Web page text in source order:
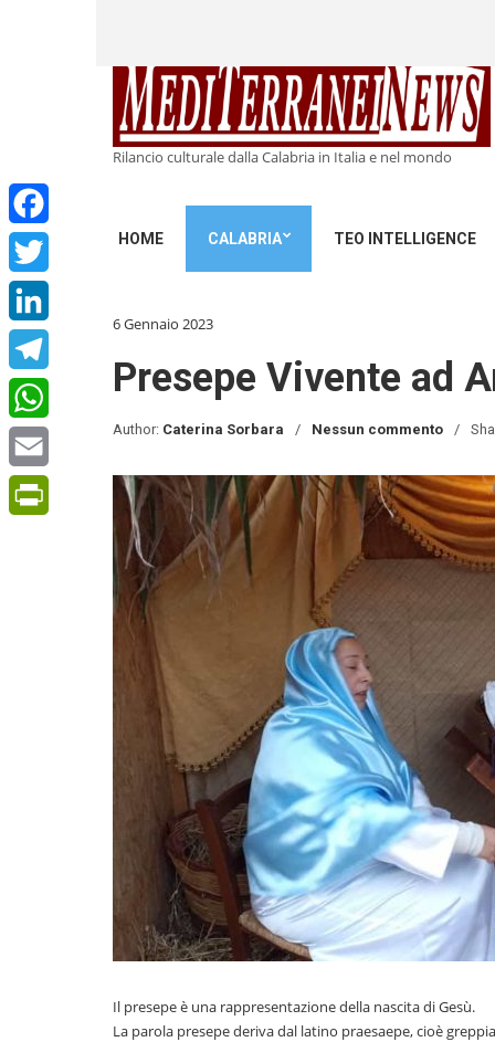
Rilancio culturale dalla Calabria in Italia e nel mondo
HOME CALABRIA TEO INTELLIGENCE
Facebook
Twitter
LinkedIn
Telegram
WhatsApp
Email
6 Gennaio 2023
Presepe Vivente ad
Author: Caterina Sorbara Nessun commento
Il presepe è una rappresentazione della nascita di Gesù.
La parola presepe deriva dal latino praesaepe, cioè